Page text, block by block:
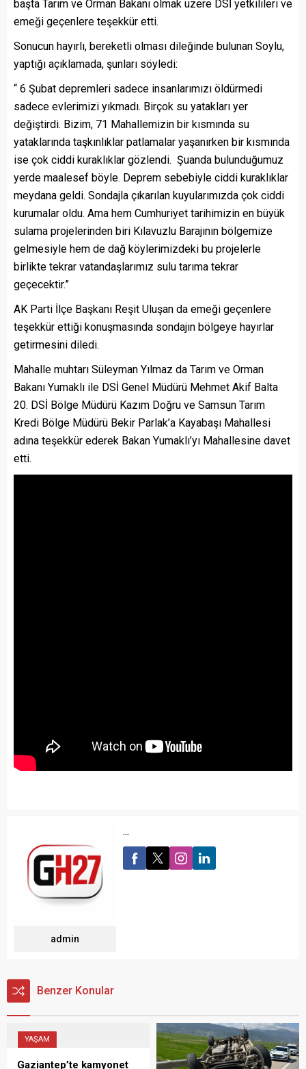
başta Tarım ve Orman Bakanı olmak üzere DSİ yetkilileri ve
emeği geçenlere teşekkür etti.
Sonucun hayırlı, bereketli olması dileğinde bulunan Soylu,
yaptığı açıklamada, şunları söyledi:
“ 6 Şubat depremleri sadece insanlarımızı öldürmedi
sadece evlerimizi yıkmadı. Birçok su yatakları yer
değiştirdi. Bizim, 71 Mahallemizin bir kısmında su
yataklarında taşkınlıklar patlamalar yaşanırken bir kısmında
ise çok ciddi kuraklıklar gözlendi. Şuanda bulunduğumuz
yerde maalesef böyle. Deprem sebebiyle ciddi kuraklıklar
meydana geldi. Sondajla çıkarılan kuyularımızda çok ciddi
kurumalar oldu. Ama hem Cumhuriyet tarihimizin en büyük
sulama projelerinden biri Kılavuzlu Barajının bölgemize
gelmesiyle hem de dağ köylerimizdeki bu projelerle
birlikte tekrar vatandaşlarımız sulu tarıma tekrar
geçecektir.”
AK Parti İlçe Başkanı Reşit Uluşan da emeği geçenlere
teşekkür ettiği konuşmasında sondajın bölgeye hayırlar
getirmesini diledi.
Mahalle muhtarı Süleyman Yılmaz da Tarım ve Orman
Bakanı Yumaklı ile DSİ Genel Müdürü Mehmet Akif Balta
20. DSİ Bölge Müdürü Kazım Doğru ve Samsun Tarım
Kredi Bölge Müdürü Bekir Parlak’a Kayabaşı Mahallesi
adına teşekkür ederek Bakan Yumaklı’yı Mahallesine davet
etti.
admin
...
Benzer Konular
YAŞAM
Gaziantep’te kamyonet